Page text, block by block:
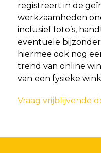
registreert in de
werkzaamheden
inclusief foto’s,
eventuele
hiermee ook nog
trend van online
van een fysieke
Vraag vrijblijvende